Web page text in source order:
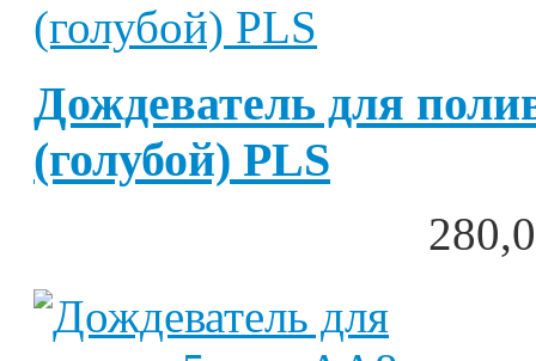
Дождеватель для
(голубой) PLS